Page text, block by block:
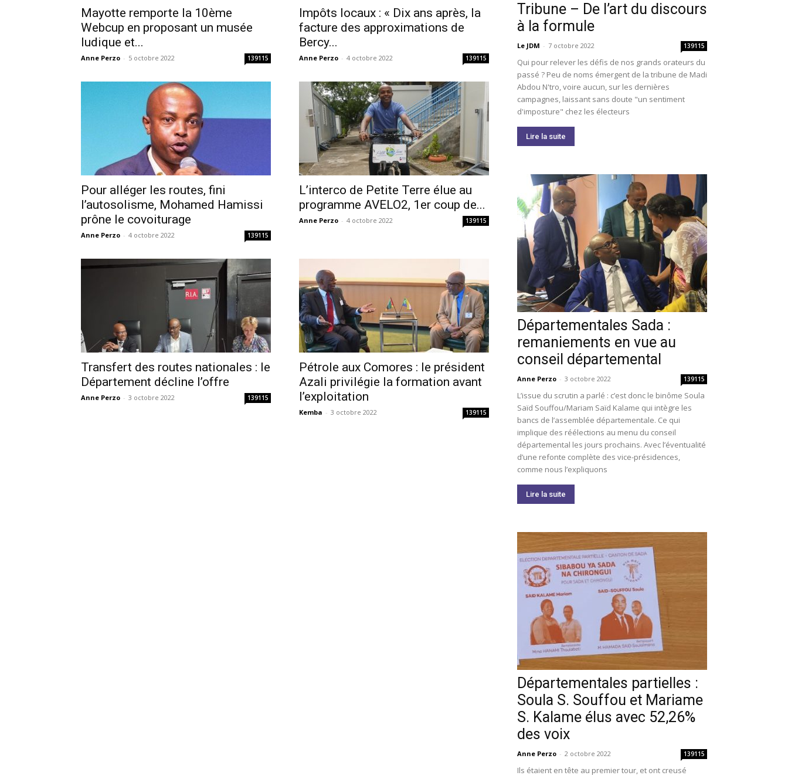
Mayotte remporte la 10ème
Webcup en proposant un musée
ludique et...
Anne Perzo - 5 octobre 2022 139115
Impôts locaux : « Dix ans après, la
facture des approximations de
Bercy...
Anne Perzo - 4 octobre 2022 139115
Pour alléger les routes, fini
l’autosolisme, Mohamed Hamissi
prône le covoiturage
Anne Perzo - 4 octobre 2022 139115
L’interco de Petite Terre élue au
programme AVELO2, 1er coup de...
Anne Perzo - 4 octobre 2022 139115
Transfert des routes nationales : le
Département décline l’offre
Anne Perzo - 3 octobre 2022 139115
Pétrole aux Comores : le président
Azali privilégie la formation avant
l’exploitation
Kemba - 3 octobre 2022 139115
Tribune – De l’art du discours
à la formule
Le JDM - 7 octobre 2022 139115
Qui pour relever les défis de nos grands orateurs du
passé ? Peu de noms émergent de la tribune de Madi
Abdou N'tro, voire aucun, sur les dernières
campagnes, laissant sans doute "un sentiment
d'imposture" chez les électeurs
Lire la suite
Départementales Sada :
remaniements en vue au
conseil départemental
Anne Perzo - 3 octobre 2022 139115
L’issue du scrutin a parlé : c’est donc le binôme Soula
Saïd Souffou/Mariam Saïd Kalame qui intègre les
bancs de l’assemblée départementale. Ce qui
implique des réélections au menu du conseil
départemental les jours prochains. Avec l’éventualité
d’une refonte complète des vice-présidences,
comme nous l’expliquons
Lire la suite
Départementales partielles :
Soula S. Souffou et Mariame
S. Kalame élus avec 52,26%
des voix
Anne Perzo - 2 octobre 2022 139115
Ils étaient en tête au premier tour, et ont creusé